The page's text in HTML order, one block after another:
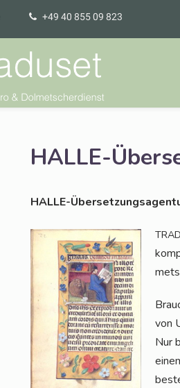
+49 40 855 09 823
HALLE-
HAL­LE-
von
Nur